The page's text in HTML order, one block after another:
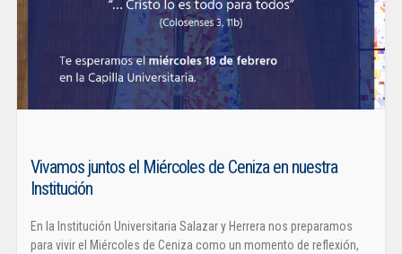
Vivamos juntos el Miércoles de Ceniza en nuestra
Institución
En la Institución Universitaria Salazar y Herrera nos preparamos
para vivir el Miércoles de Ceniza como un momento de reflexión,